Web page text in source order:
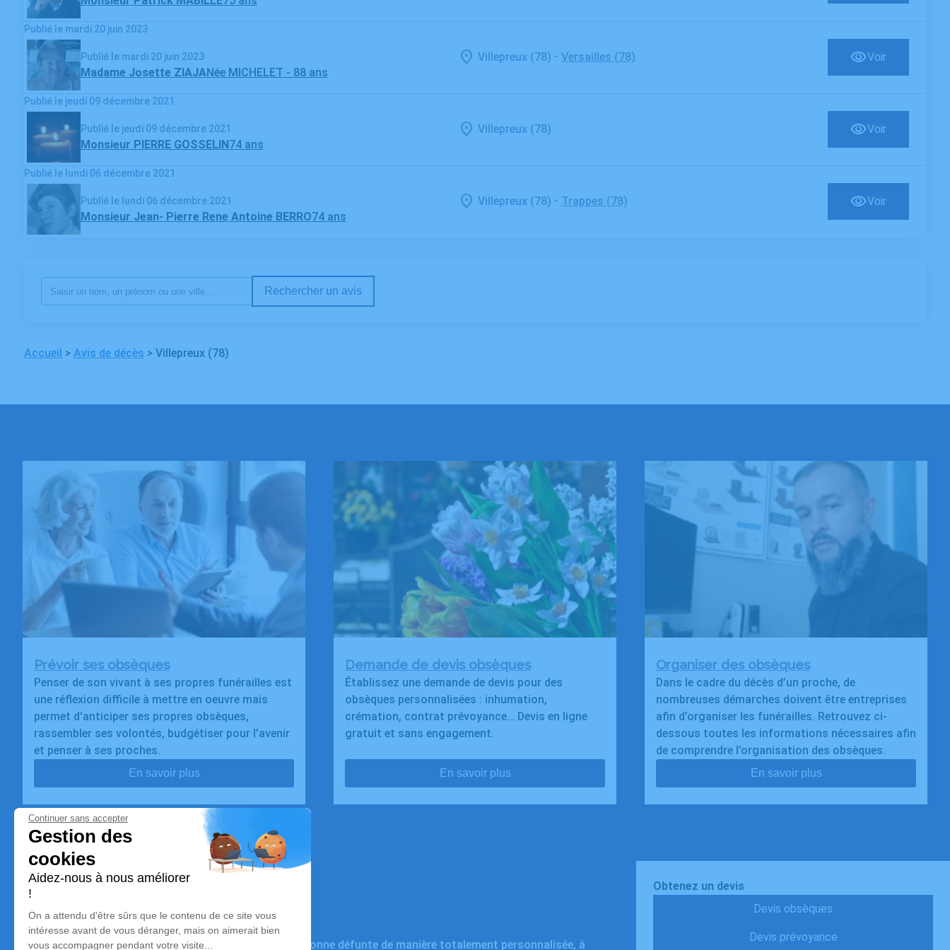
Publié le mardi 20 juin 2023
Publié le mardi 20 juin 2023
Madame Josette ZIAJANée MICHELET - 88 ans
Villepreux (78) - Versailles (78) Voir
Publié le jeudi 09 décembre 2021
Publié le jeudi 09 décembre 2021
Monsieur PIERRE GOSSELIN74 ans
Villepreux (78) Voir
Publié le lundi 06 décembre 2021
Publié le lundi 06 décembre 2021
Monsieur Jean- Pierre Rene Antoine BERRO74 ans
Villepreux (78) - Trappes (78) Voir
Rechercher un avis
Accueil > Avis de décès > Villepreux (78)
Prévoir ses obsèques
Penser de son vivant à ses propres funérailles est
une réflexion difficile à mettre en oeuvre mais
permet d'anticiper ses propres obsèques,
rassembler ses volontés, budgétiser pour l’avenir
et penser à ses proches.
En savoir plus
Demande de devis obsèques
Établissez une demande de devis pour des
obsèques personnalisées : inhumation,
crémation, contrat prévoyance… Devis en ligne
gratuit et sans engagement.
En savoir plus
Organiser des obsèques
Dans le cadre du décès d’un proche, de
nombreuses démarches doivent être entreprises
afin d’organiser les funérailles. Retrouvez ci-
dessous toutes les informations nécessaires afin
de comprendre l'organisation des obsèques.
En savoir plus
Pompes Funèbres Les Templiers
Nos équipes vous aident à honorer la mémoire de la personne défunte de manière totalement personnalisée, à
Obtenez un devis
Devis obsèques
Devis prévoyance